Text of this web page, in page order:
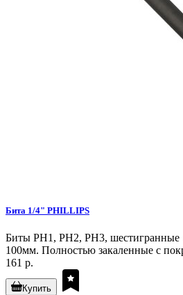
Бита 1/4" PHILLIPS
Биты PH1, PH2, PH3,
100мм. Полностью закаленные с
161 р.
Купить